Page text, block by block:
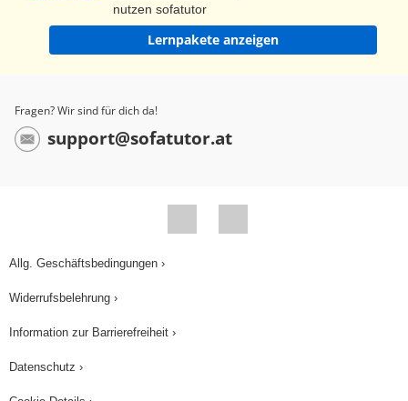
nutzen sofatutor
Lernpakete anzeigen
Fragen? Wir sind für dich da!
support@sofatutor.at
Allg. Geschäftsbedingungen ›
Widerrufsbelehrung ›
Information zur Barrierefreiheit ›
Datenschutz ›